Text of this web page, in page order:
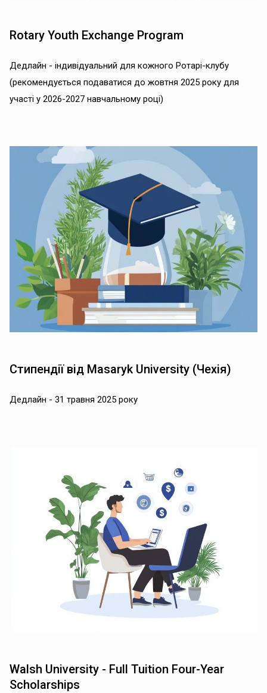
Rotary Youth Exchange Program
Дедлайн - індивідуальний для кожного Ротарі-клубу
(рекомендується подаватися до жовтня 2025 року для
участі у 2026-2027 навчальному році)
Стипендії від Masaryk University (Чехія)
Дедлайн - 31 травня 2025 року
Walsh University - Full Tuition Four-Year
Scholarships